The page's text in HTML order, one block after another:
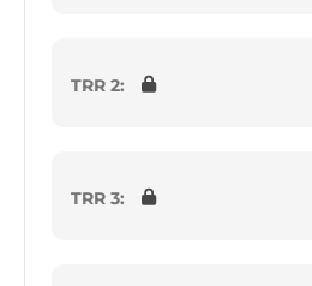
TRR 2:
TRR 3: